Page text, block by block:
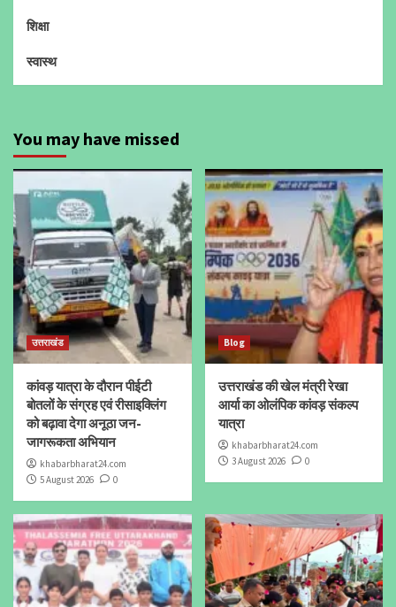
शिक्षा
स्वास्थ
You may have missed
उत्तराखंड
कांवड़ यात्रा के दौरान पीईटी
बोतलों के संग्रह एवं रीसाइक्लिंग
को बढ़ावा देगा अनूठा जन-
जागरूकता अभियान
khabarbharat24.com
5 August 2026
0
Blog
उत्तराखंड की खेल मंत्री रेखा
आर्या का ओलंपिक कांवड़ संकल्प
यात्रा
khabarbharat24.com
3 August 2026
0